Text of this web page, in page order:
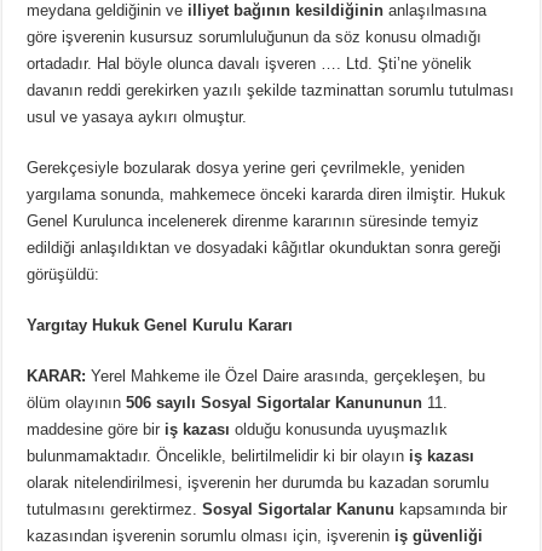
meydana geldiğinin ve illiyet bağının kesildiğinin anlaşılmasına
göre işverenin kusursuz sorumluluğunun da söz konusu olmadığı
ortadadır. Hal böyle olunca davalı işveren …. Ltd. Şti’ne yönelik
davanın reddi gerekirken yazılı şekilde tazminattan sorumlu tutulması
usul ve yasaya aykırı olmuştur.
Gerekçesiyle bozularak dosya yerine geri çevrilmekle, yeniden
yargılama sonunda, mahkemece önceki kararda diren ilmiştir. Hukuk
Genel Kurulunca incelenerek direnme kararının süresinde temyiz
edildiği anlaşıldıktan ve dosyadaki kâğıtlar okunduktan sonra gereği
görüşüldü:
Yargıtay Hukuk Genel Kurulu Kararı
KARAR: Yerel Mahkeme ile Özel Daire arasında, gerçekleşen, bu
ölüm olayının506 sayılı Sosyal Sigortalar Kanununun 11.
maddesine göre bir iş kazası olduğu konusunda uyuşmazlık
bulunmamaktadır. Öncelikle, belirtilmelidir ki bir olayın iş kazası
olarak nitelendirilmesi, işverenin her durumda bu kazadan sorumlu
tutulmasını gerektirmez.Sosyal Sigortalar Kanunu kapsamında bir
kazasından işverenin sorumlu olması için, işverenin iş güvenliği